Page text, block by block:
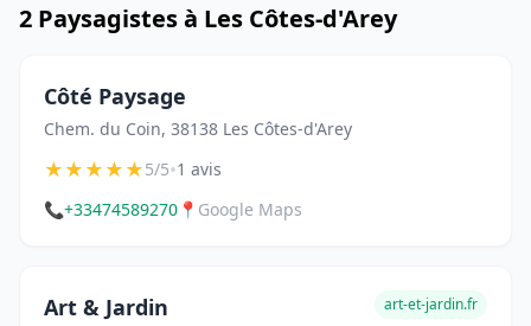
2 Paysagistes à Les Côtes-d'Arey
Côté Paysage
Chem. du Coin, 38138 Les Côtes-d'Arey
★★★★★5/5•1 avis
📞+33474589270 📍 Google Maps
Art & Jardin art-et-jardin.fr